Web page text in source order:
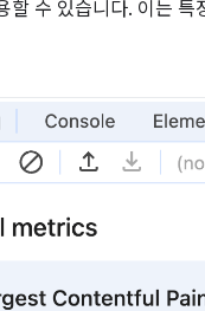
할 수 있습니다. 이는